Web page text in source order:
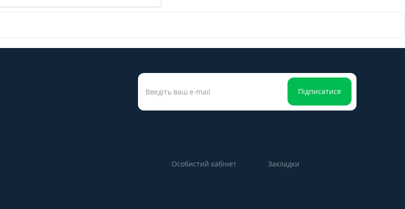
Підписатися
Особистий кабінет Закладки